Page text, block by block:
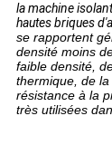
la machine
hautes briques
se rapportent
densité moins
faible densité,
thermique, de
résistance à la
très utilisées